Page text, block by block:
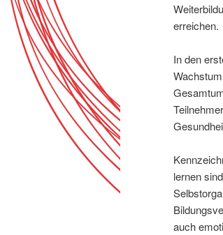
erreichen.
In den
lernen
auch